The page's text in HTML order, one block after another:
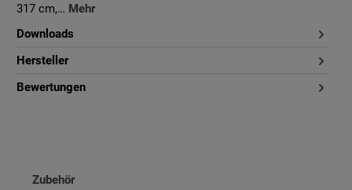
317 cm,… Mehr
Downloads
Hersteller
Bewertungen
Produktgalerie überspringen
Zubehör